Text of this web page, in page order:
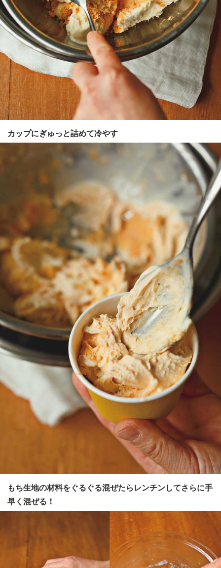
カップにぎゅっと詰めて冷やす
もち生地の材料をぐるぐる混ぜたらレンチンしてさらに手
早く混ぜる！